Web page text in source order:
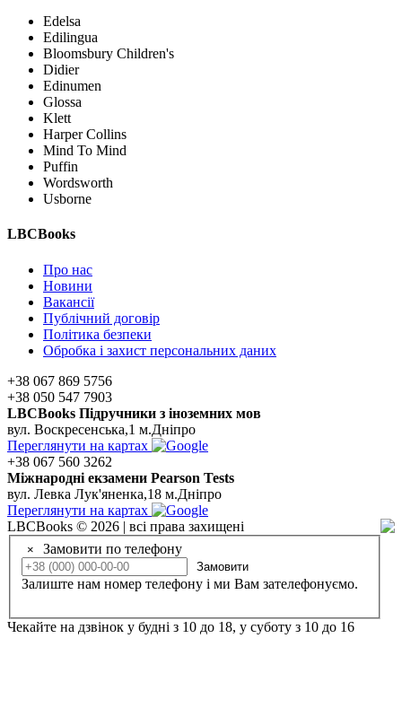
Edelsa
Edilingua
Bloomsbury Children's
Didier
Edinumen
Glossa
Klett
Harper Collins
Mind To Mind
Puffin
Wordsworth
Usborne
LBCBooks
Про нас
Новини
Вакансії
Публічний договір
Політика безпеки
Обробка і захист персональних даних
+38 067 869 5756
+38 050 547 7903
LBCBooks Підручники з іноземних мов
вул. Воскресенська,1 м.Дніпро
Переглянути на картах
+38 067 560 3262
Мiжнароднi екзамени Pearson Tests
вул. Левка Лук'яненка,18 м.Дніпро
Переглянути на картах
LBCBooks © 2026 | всі права захищені
× Замовити по телефону
Замовити
Залиште нам номер телефону і ми Вам зателефонуємо.
Чекайте на дзвінок у будні з 10 до 18, у суботу з 10 до 16